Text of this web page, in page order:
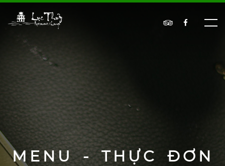
MENU - THỰC ĐƠN